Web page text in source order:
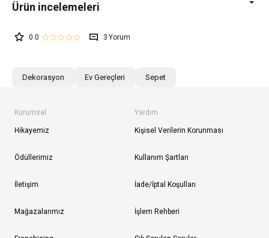
0.0 3
Dekorasyon Ev Gereçleri Sepet
Kurumsal
Hikayemiz
Ödüllerimiz
İletişim
Mağazalarımız
Yardım
Kişisel Verilerin Korunması
Kullanım Şartları
İade/İptal Koşulları
İşlem Rehberi